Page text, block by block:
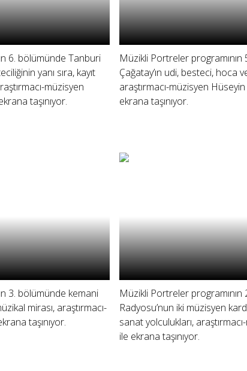
6. bölümünde Tanburi
yanı sıra, kayıt
müzisyen
taşınıyor.
Müzikli Portreler programının
Çağatay’ın udi, besteci, hoca
araştırmacı-müzisyen Hüseyin
ekrana taşınıyor.
3. bölümünde kemani
mirası, araştırmacı-
taşınıyor.
Müzikli Portreler
Radyosu’nun iki müzisyen
sanat yolculukları,
ile ekrana taşınıyor.